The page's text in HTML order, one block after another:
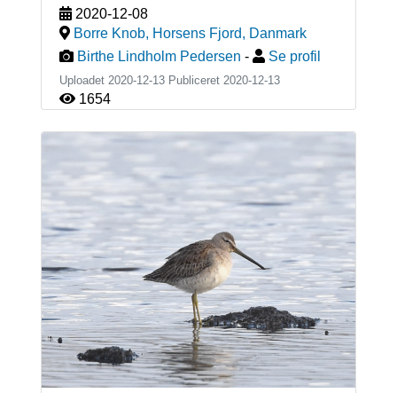
2020-12-08
Borre Knob, Horsens Fjord, Danmark
Birthe Lindholm Pedersen - Se profil
Uploadet 2020-12-13 Publiceret 2020-12-13
1654